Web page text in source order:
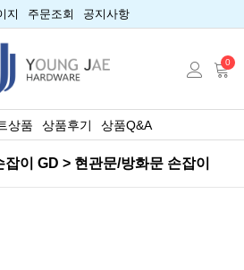
지 주문조회 공지사항
0
상품 상품후기 상품Q&A
이 GD > 현관문/방화문 손잡이